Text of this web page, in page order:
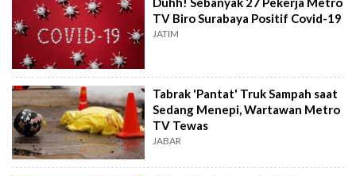
TV Biro Surabaya Positif Covid-19
JATIM
Tabrak 'Pantat' Truk Sampah saat
Sedang Menepi, Wartawan Metro
TV Tewas
JABAR